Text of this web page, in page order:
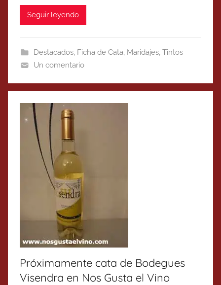
Seguir leyendo
Destacados, Ficha de Cata, Maridajes, Tintos
Un comentario
Próximamente cata de Bodegues
Visendra en Nos Gusta el Vino